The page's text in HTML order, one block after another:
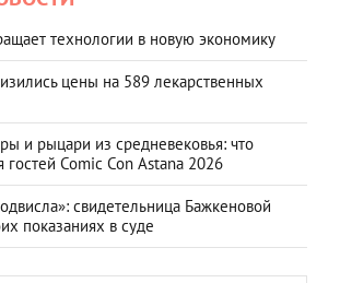
технологии в новую экономику
цены на 589 лекарственных
и рыцари из средневековья: что
гостей Comic Con Astana 2026
свидетельница Бажкеновой
показаниях в суде